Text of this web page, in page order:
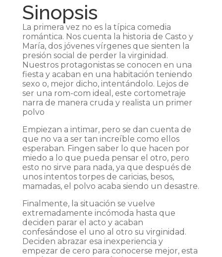
Sinopsis
La primera vez no es la típica comedia
romántica. Nos cuenta la historia de Casto y
María, dos jóvenes vírgenes que sienten la
presión social de perder la virginidad.
Nuestros protagonistas se conocen en una
fiesta y acaban en una habitación teniendo
sexo o, mejor dicho, intentándolo. Lejos de
ser una rom-com ideal, este cortometraje
narra de manera cruda y realista un primer
polvo
Empiezan a intimar, pero se dan cuenta de
que no va a ser tan increíble como ellos
esperaban. Fingen saber lo que hacen por
miedo a lo que pueda pensar el otro, pero
esto no sirve para nada, ya que después de
unos intentos torpes de caricias, besos,
mamadas, el polvo acaba siendo un desastre.
Finalmente, la situación se vuelve
extremadamente incómoda hasta que
deciden parar el acto y acaban
confesándose el uno al otro su virginidad.
Deciden abrazar esa inexperiencia y
empezar de cero para conocerse mejor, esta